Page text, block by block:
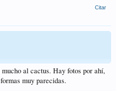
Citar
al cactus. Hay fotos por ahí,
muy parecidas.